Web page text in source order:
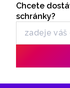
i na historický
Odběr
Chcete
schránky?